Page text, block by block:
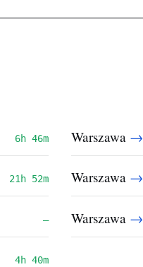
6h 46m Warszawa →
21h 52m Warszawa →
— Warszawa →
4h 40m